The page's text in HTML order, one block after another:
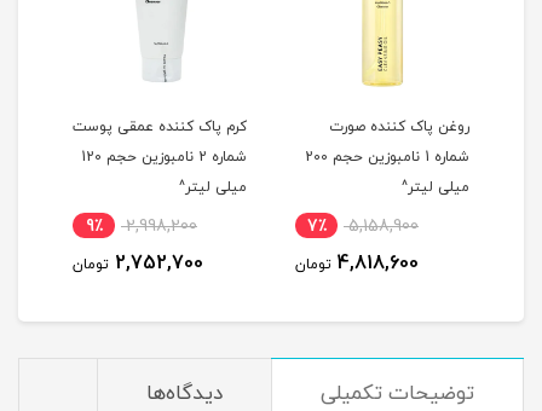
روغن پاک کننده صورت
شماره 1 نامبوزین حجم 200
میلی لیتر^
5,158,900 7٪
4,818,600 تومان
کرم پاک کننده عمقی پوست
شماره 2 نامبوزین حجم 120
میلی لیتر^
2,998,200 9٪
2,752,700 تومان
توضیحات تکمیلی دیدگاه‌ها